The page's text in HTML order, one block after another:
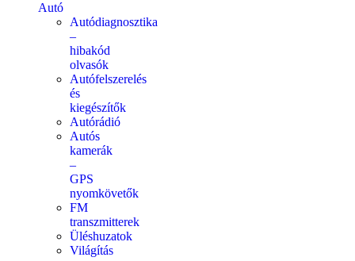
Autó
Autódiagnosztika
–
hibakód
olvasók
Autófelszerelés
és
kiegészítők
Autórádió
Autós
kamerák
–
GPS
nyomkövetők
FM
transzmitterek
Üléshuzatok
Világítás